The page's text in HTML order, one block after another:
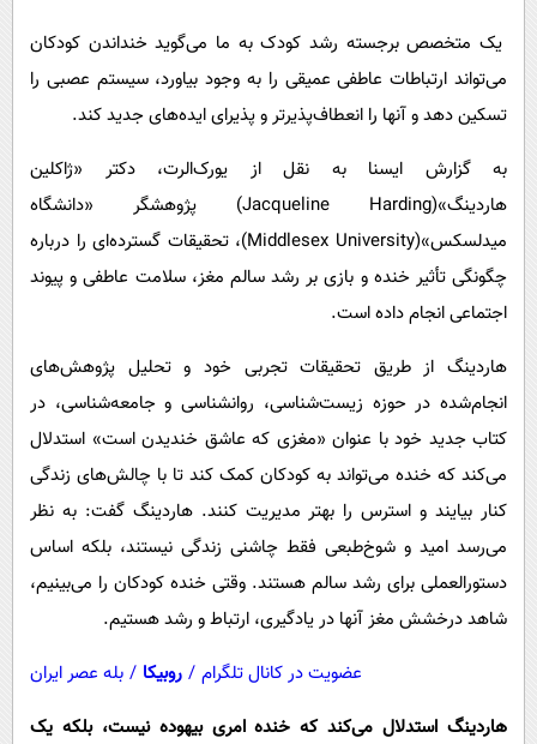
فناوری
گوناگون
حوادث
محیط زیست
سلامت
حیات وحش
سیاست خارجی
روانشناسی
آشپزی
دانلود
یک متخصص برجسته رشد کودک به ما می‌گوید خنداندن کودکان
می‌تواند ارتباطات عاطفی عمیقی را به وجود بیاورد، سیستم عصبی را
تسکین دهد و آنها را انعطاف‌پذیرتر و پذیرای ایده‌های جدید کند.
به گزارش ایسنا به نقل از یورک‌الرت، دکتر «ژاکلین
هاردینگ»(Jacqueline Harding) پژوهشگر «دانشگاه
میدلسکس»(Middlesex University)، تحقیقات گسترده‌ای را درباره
چگونگی تأثیر خنده و بازی بر رشد سالم مغز، سلامت عاطفی و پیوند
اجتماعی انجام داده است.
هاردینگ از طریق تحقیقات تجربی خود و تحلیل پژوهش‌های
انجام‌شده در حوزه زیست‌شناسی، روانشناسی و جامعه‌شناسی، در
کتاب جدید خود با عنوان «مغزی که عاشق خندیدن است» استدلال
می‌کند که خنده می‌تواند به کودکان کمک کند تا با چالش‌های زندگی
کنار بیایند و استرس را بهتر مدیریت کنند. هاردینگ گفت: به نظر
می‌رسد امید و شوخ‌طبعی فقط چاشنی زندگی نیستند، بلکه اساس
دستورالعملی برای رشد سالم هستند. وقتی خنده کودکان را می‌بینیم،
شاهد درخشش مغز آنها در یادگیری، ارتباط و رشد هستیم.
عضویت در کانال تلگرام / روبیکا / بله عصر ایران
هاردینگ استدلال می‌کند که خنده امری بیهوده نیست، بلکه یک